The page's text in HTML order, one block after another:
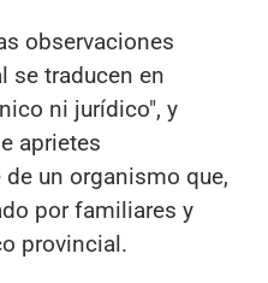
observaciones
se traducen en
ni jurídico", y
aprietes
un organismo que,
por familiares y
provincial.